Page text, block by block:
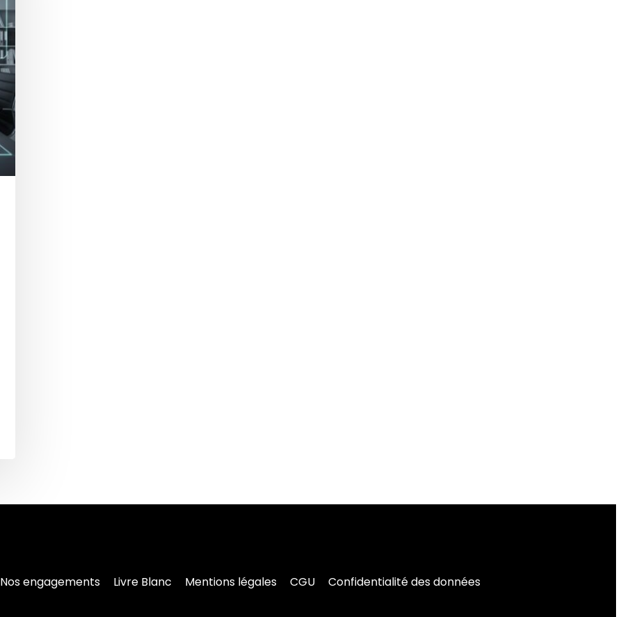
Nos engagements Livre Blanc Mentions légales CGU Confidentialité des données